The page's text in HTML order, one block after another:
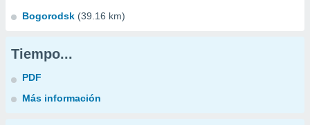
Bogorodsk (39.16 km)
Tiempo...
PDF
Más información